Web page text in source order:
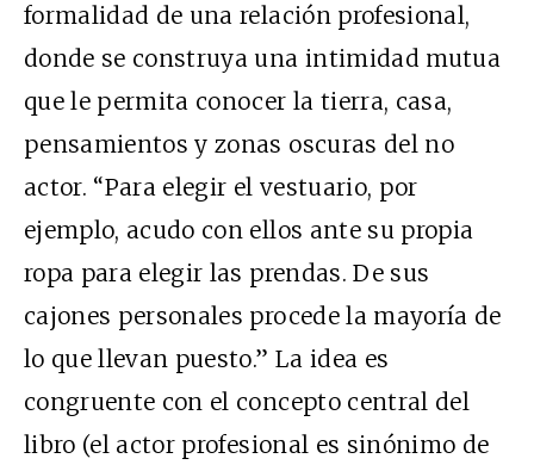
formalidad de una relación profesional,
donde se construya una intimidad mutua
que le permita conocer la tierra, casa,
pensamientos y zonas oscuras del no
actor. “Para elegir el vestuario, por
ejemplo, acudo con ellos ante su propia
ropa para elegir las prendas. De sus
cajones personales procede la mayoría de
lo que llevan puesto.” La idea es
congruente con el concepto central del
libro (el actor profesional es sinónimo de